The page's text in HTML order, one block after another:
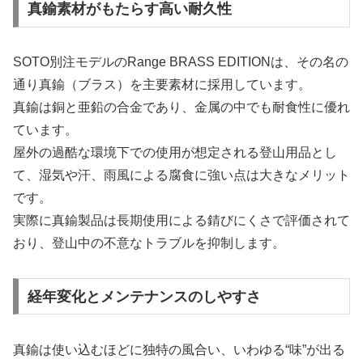
真鍮素材がもたらす高い耐久性
SOTO別注モデルのRange BRASS EDITIONは、その名の
通り真鍮（ブラス）を主要素材に採用しています。
真鍮は銅と亜鉛の合金であり、金属の中でも耐食性に優れ
ています。
屋外の過酷な環境下での使用が想定される登山用品とし
て、湿気や汗、雨風による腐食に強い点は大きなメリット
です。
実際に真鍮製品は長期使用による錆びにくさで評価されて
おり、登山中の不意なトラブルを抑制します。
経年変化とメンテナンスのしやすさ
真鍮は使い込むほどに独特の風合い、いわゆる“味”が出る